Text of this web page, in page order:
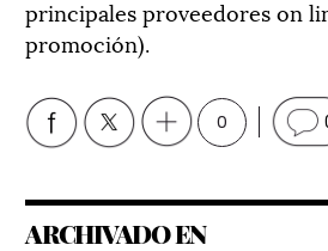
principales proveedores on
promoción).
0
ARCHIVADO EN